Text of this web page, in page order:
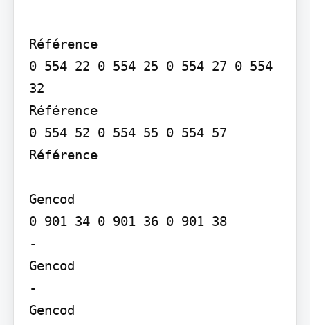
Référence
0 554 22 0 554 25 0 554 27 0 554
32
Référence
0 554 52 0 554 55 0 554 57
Référence
Gencod
0 901 34 0 901 36 0 901 38
-
Gencod
-
Gencod